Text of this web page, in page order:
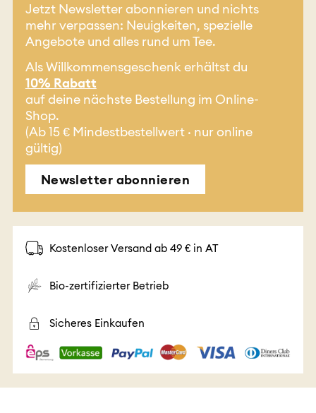
Jetzt Newsletter abonnieren und nichts
mehr verpassen: Neuigkeiten, spezielle
Angebote und alles rund um Tee.
Als Willkommensgeschenk erhältst du
10% Rabatt
auf deine nächste Bestellung im Online-
Shop.
(Ab 15 € Mindestbestellwert · nur online
gültig)
Newsletter abonnieren
Kostenloser Versand ab 49 € in AT
Bio-zertifizierter Betrieb
Sicheres Einkaufen